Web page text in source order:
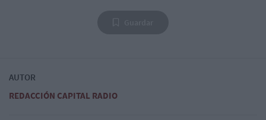
AUTOR
REDACCIÓN CAPITAL RADIO